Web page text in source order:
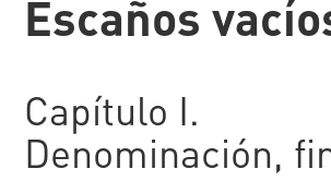
Escaños
Capítulo I.
Denominación,